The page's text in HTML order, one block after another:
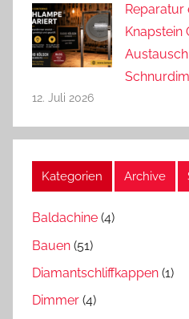
Reparatur
Knapstein
12. Juli 2026
Kategorien Archive
Baldachine (4)
Bauen (51)
Diamantschliffkappen (1)
Dimmer (4)